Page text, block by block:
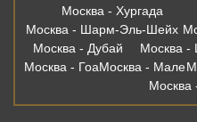
Москва - Хургада
Москва - Шарм-Эль-Шейх
Москва - Дубай
Москва -
Москва - ГоаМосква - Мале
Москва